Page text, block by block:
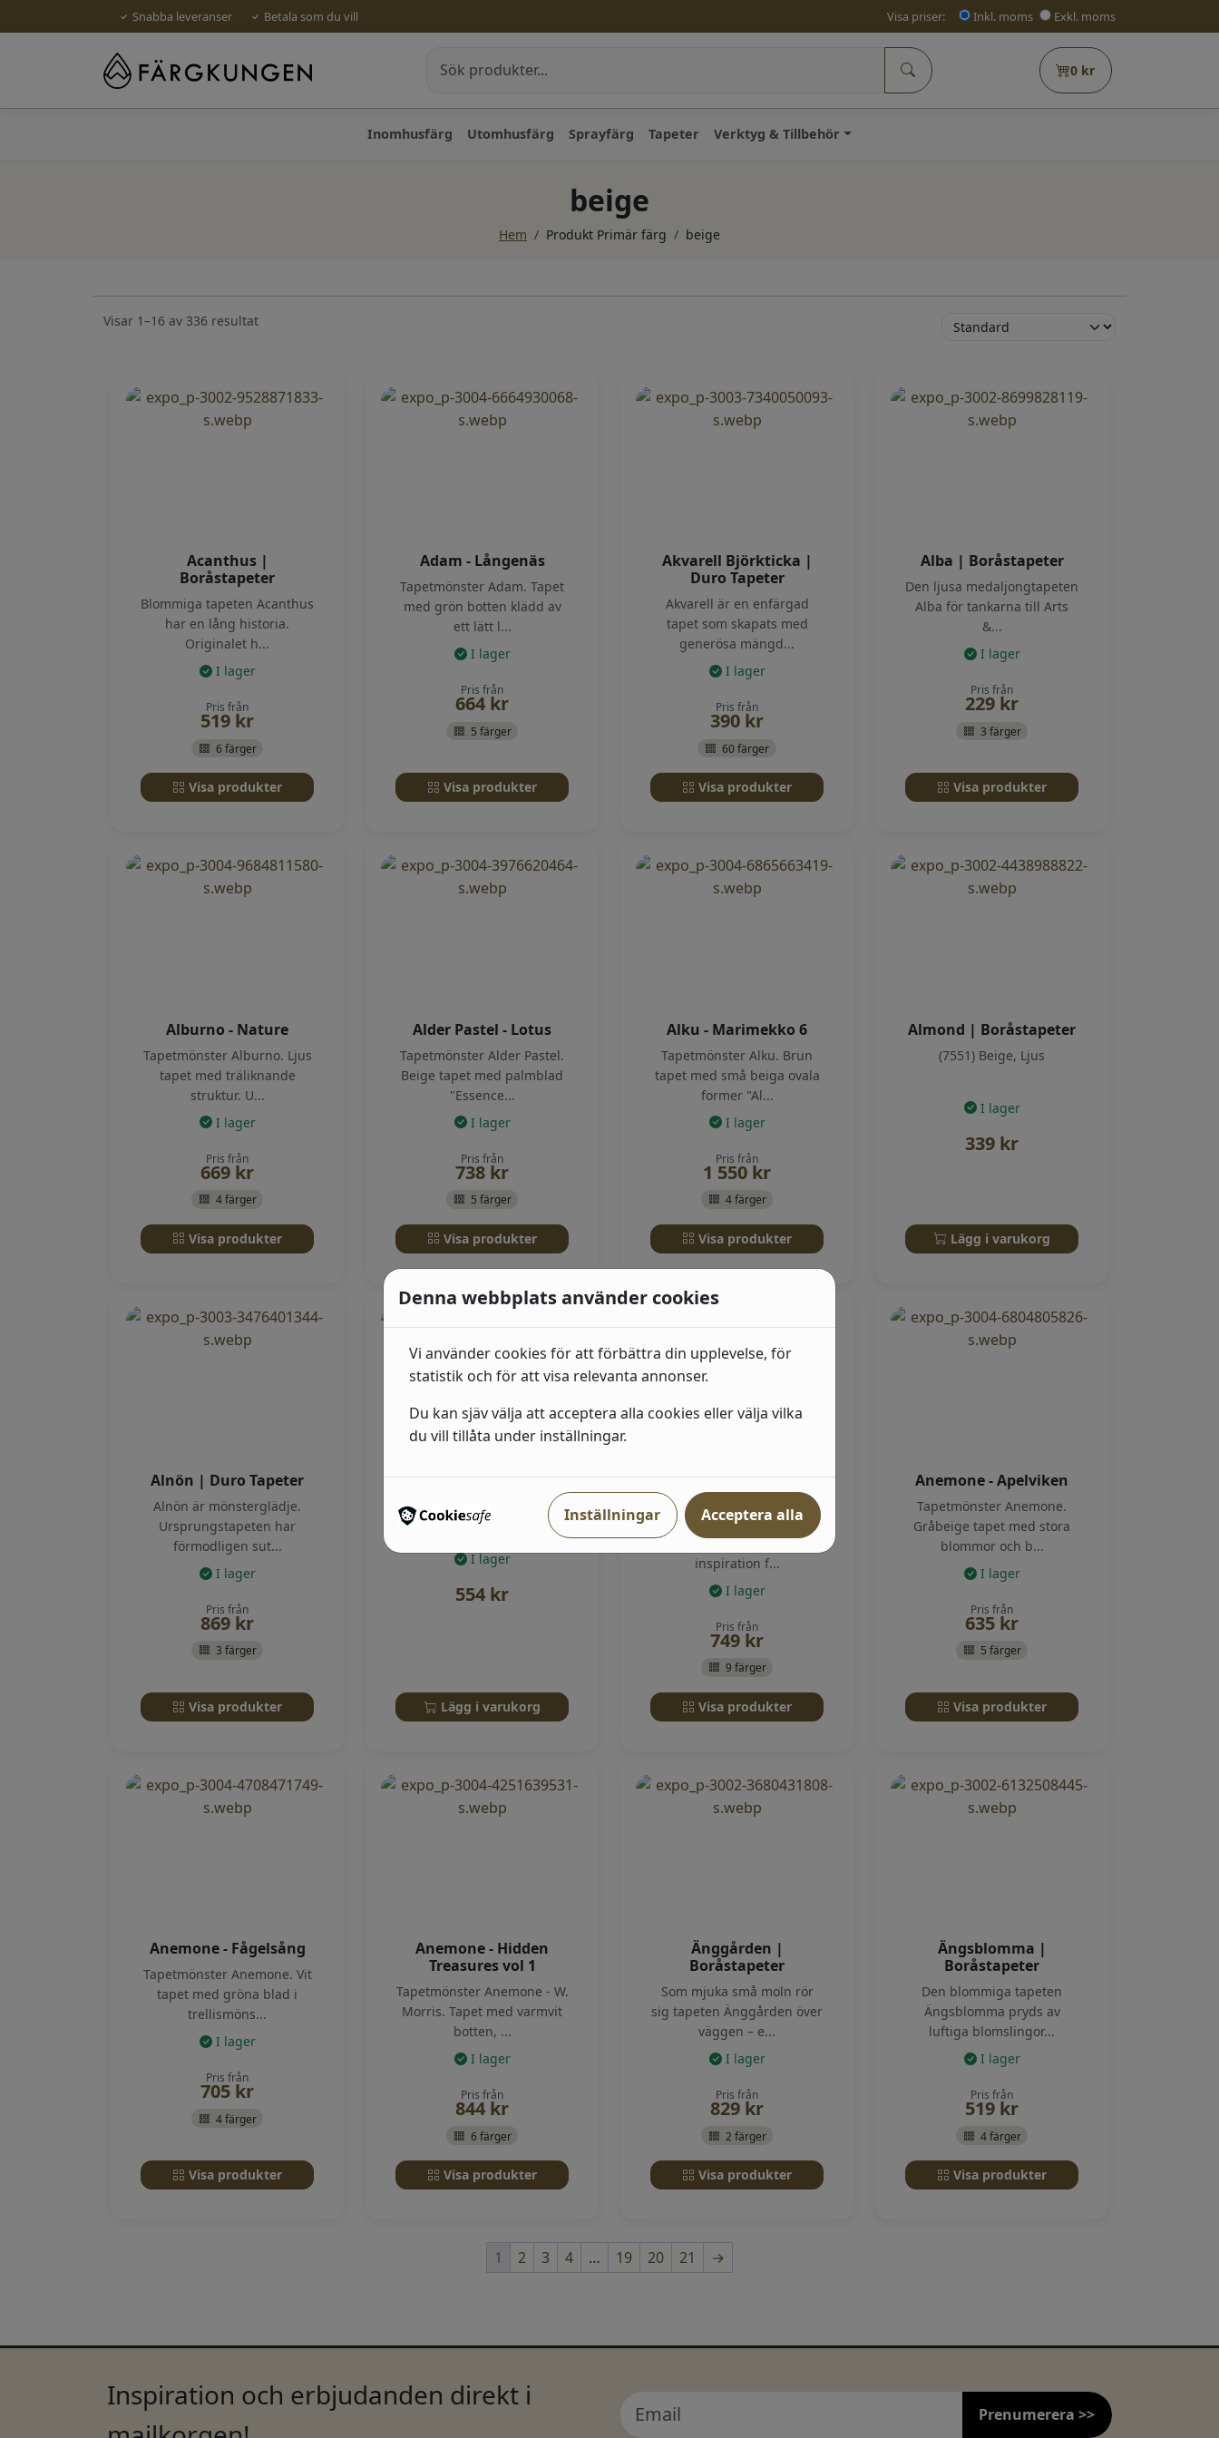
Snabba leveranser Betala som du vill Visa priser: Inkl. moms Exkl. moms
0 kr
Inomhusfärg Utomhusfärg Sprayfärg Tapeter Verktyg & Tillbehör
beige
Hem / Produkt Primär färg / beige
Visar 1–16 av 336 resultat
Acanthus |
Boråstapeter
Blommiga tapeten Acanthus
har en lång historia.
Originalet h...
I lager
Pris från
519 kr
6 färger
Visa produkter
Adam - Långenäs
Tapetmönster Adam. Tapet
med grön botten klädd av
ett lätt l...
I lager
Pris från
664 kr
5 färger
Visa produkter
Akvarell Björkticka |
Duro Tapeter
Akvarell är en enfärgad
tapet som skapats med
generösa mängd...
I lager
Pris från
390 kr
60 färger
Visa produkter
Alba | Boråstapeter
Den ljusa medaljongtapeten
Alba för tankarna till Arts
&...
I lager
Pris från
229 kr
3 färger
Visa produkter
Alburno - Nature
Tapetmönster Alburno. Ljus
tapet med träliknande
struktur. U...
I lager
Pris från
669 kr
4 färger
Visa produkter
Alder Pastel - Lotus
Tapetmönster Alder Pastel.
Beige tapet med palmblad
"Essence...
I lager
Pris från
738 kr
5 färger
Visa produkter
Alku - Marimekko 6
Tapetmönster Alku. Brun
tapet med små beiga ovala
former "Al...
I lager
Pris från
1 550 kr
4 färger
Visa produkter
Almond | Boråstapeter
(7551) Beige, Ljus
I lager
339 kr
Lägg i varukorg
Alnön | Duro Tapeter
Alnön är mönsterglädje.
Ursprungstapeten har
förmodligen sut...
I lager
Pris från
869 kr
3 färger
Visa produkter
Alta Sand - Colours
(UNI004) beige, Enfärgade
I lager
554 kr
Lägg i varukorg
Alvar Aalto M.I.T |
Boråstapeter
Alvar Aaltos grafiska tapet
M.I.T skapades med
inspiration f...
I lager
Pris från
749 kr
9 färger
Visa produkter
Anemone - Apelviken
Tapetmönster Anemone.
Gråbeige tapet med stora
blommor och b...
I lager
Pris från
635 kr
5 färger
Visa produkter
Anemone - Fågelsång
Tapetmönster Anemone. Vit
tapet med gröna blad i
trellismöns...
I lager
Pris från
705 kr
4 färger
Visa produkter
Anemone - Hidden
Treasures vol 1
Tapetmönster Anemone - W.
Morris. Tapet med varmvit
botten, ...
I lager
Pris från
844 kr
6 färger
Visa produkter
Änggården |
Boråstapeter
Som mjuka små moln rör
sig tapeten Änggården över
väggen – e...
I lager
Pris från
829 kr
2 färger
Visa produkter
Ängsblomma |
Boråstapeter
Den blommiga tapeten
Ängsblomma pryds av
luftiga blomslingor...
I lager
Pris från
519 kr
4 färger
Visa produkter
1 2 3 4 … 19 20 21 →
Inspiration och erbjudanden direkt i
Prenumerera >>
Denna webbplats använder cookies
Vi använder cookies för att förbättra din upplevelse, för
statistik och för att visa relevanta annonser.
Du kan sjäv välja att acceptera alla cookies eller välja vilka
du vill tillåta under inställningar.
Inställningar Acceptera alla